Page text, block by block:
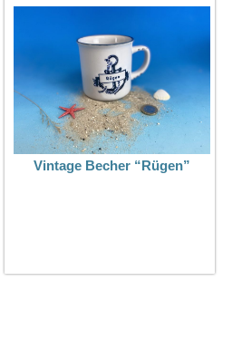
Vintage Becher “Rügen”